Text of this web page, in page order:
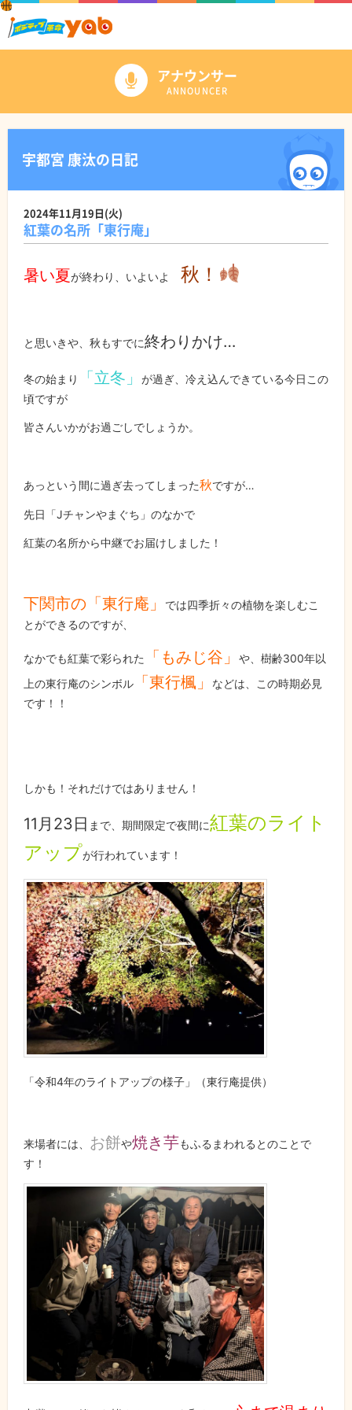
アナウンサー
ANNOUNCER
宇都宮 康汰の日記
2024年11月19日(火)
紅葉の名所「東行庵」
暑い夏が終わり、いよいよ 秋！
と思いきや、秋もすでに終わりかけ…
冬の始まり 「立冬」
が過ぎ、冷え込んできている今日この
頃ですが
皆さんいかがお過ごしでしょうか。
あっという間に過ぎ去ってしまった秋ですが…
先日「Jチャンやまぐち」のなかで
紅葉の名所から中継でお届けしました！
下関市の「東行庵」
では四季折々の植物を楽しむこ
とができるのですが、
なかでも紅葉で彩られた 「もみじ谷」
や、樹齢300年以
上の東行庵のシンボル
「東行楓」
などは、この時期必見
です！！
しかも！それだけではありません！
11月23日 まで、期間限定で夜間に紅葉のライト
アップが行われています！
「令和4年のライトアップの様子」（東行庵提供）
来場者には、 お餅や焼き芋もふるまわれるとのことで
す！